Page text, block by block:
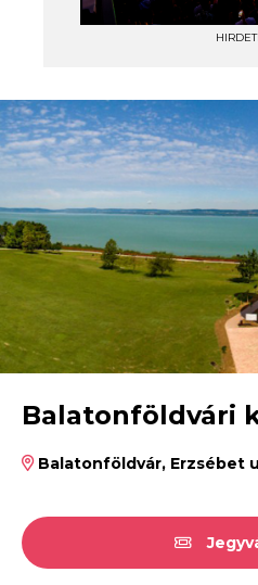
Balatonföldvári
Balatonföldvár, Erzsébet